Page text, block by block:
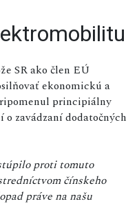
SR ako člen EÚ
ekonomickú a
principiálny
o zavádzaní dodatočných
proti tomuto
čínskeho
práve na našu